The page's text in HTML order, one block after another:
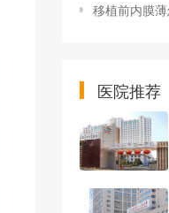
移植前内膜
医院推荐